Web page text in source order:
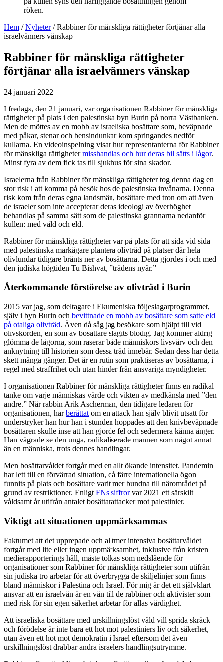
Hem /Nyheter/Rabbiner för mänskliga rättigheter förtjänar alla
israelvänners vänskap
Rabbiner för mänskliga rättigheter
förtjänar alla israelvänners vänskap
24 januari 2022
I fredags, den 21 januari, var organisationen Rabbiner för mänskliga
rättigheter på plats i den palestinska byn Burin på norra Västbanken.
Men de möttes av en mobb av israeliska bosättare som, beväpnade
med påkar, stenar och bensindunkar kom springandes nedför
kullarna. En videoinspelning visar hur representanterna för Rabbiner
för mänskliga rättighetermisshandlas och hur deras bil sätts i lågor.
Minst fyra av dem fick tas till sjukhus för sina skador.
Israelerna från Rabbiner för mänskliga rättigheter tog denna dag en
stor risk i att komma på besök hos de palestinska invånarna. Denna
risk kom från deras egna landsmän, bosättare med tron om att även
de israeler som inte accepterar deras ideologi av överhöghet
behandlas på samma sätt som de palestinska grannarna nedanför
kullen: med våld och eld.
Rabbiner för mänskliga rättigheter var på plats för att sida vid sida
med palestinska markägare plantera olivträd på platser där hela
olivlundar tidigare bränts ner av bosättarna. Detta gjordes i och med
den judiska högtiden Tu Bishvat, ”trädens nyår.”
Återkommande förstörelse av olivträd i Burin
2015 var jag, som deltagare i Ekumeniska följeslagarprogrammet,
själv i byn Burin och bevittnade en mobb av bosättare som satte eld
på otaliga olivträd. Även då såg jag besökare som hjälpt till vid
olivskörden, en som av bosättare slagits blodig. Jag kommer aldrig
glömma de lågorna, som raserar både människors livsvärv och den
anknytning till historien som dessa träd innebär. Sedan dess har detta
skett många gånger. Det är en rutin som praktiseras av bosättarna, i
regel med straffrihet och utan hinder från ansvariga myndigheter.
I organisationen Rabbiner för mänskliga rättigheter finns en radikal
tanke om varje människas värde och vikten av medkänsla med ”den
andre.” När rabbin Arik Ascherman, den tidigare ledaren för
organisationen, harberättat om en attack han själv blivit utsatt för
understryker han hur han i stunden hoppades att den knivbeväpnade
bosättaren skulle inse att han gjorde fel och sedermera känna ånger.
Han vägrade se den unga, radikaliserade mannen som något annat
än en människa, trots dennes handlingar.
Men bosättarvåldet fortgår med en allt ökande intensitet. Pandemin
har lett till en förvärrad situation, då färre internationella ögon
funnits på plats och bosättare varit mer bundna till närområdet på
grund av restriktioner. Enligt FNs siffrorvar 2021 ett särskilt
våldsamt år utifrån antalet bosättarattacker mot palestinier.
Viktigt att situationen uppmärksammas
Faktumet att det upprepade och alltmer intensiva bosättarvåldet
fortgår med lite eller ingen uppmärksamhet, inklusive från kristen
medierapporterings håll, måste tolkas som nedslående för
organisationer som Rabbiner för mänskliga rättigheter som utifrån
sin judiska tro arbetar för att överbrygga de skiljelinjer som finns
bland människor i Palestina och Israel. För mig är det ett självklart
ansvar att en israelvän är en vän till de rabbiner och aktivister som
med risk för sin egen säkerhet arbetar för allas värdighet.
Att israeliska bosättare med urskillningslöst våld vill sprida skräck
och förödelse är inte bara ett hot mot palestiniers liv och säkerhet,
utan även ett hot mot demokratin i Israel eftersom det även
urskillningslöst drabbar andra israelers handlingsutrymme.